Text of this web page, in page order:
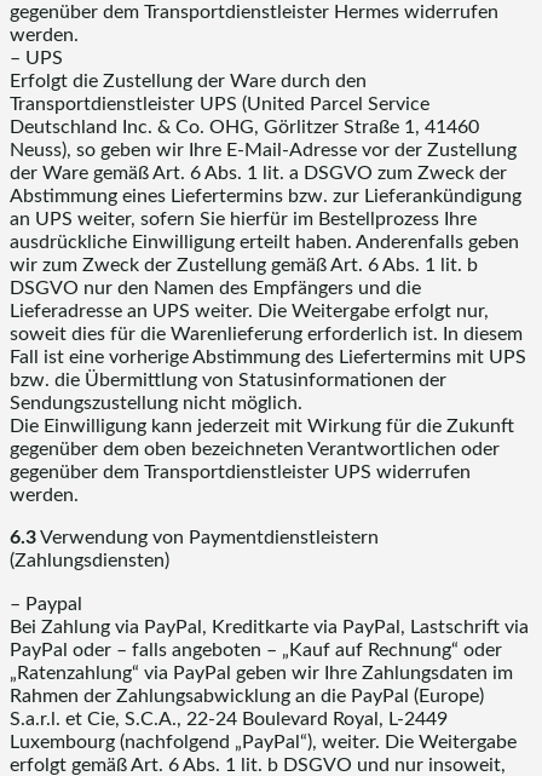
gegenüber dem Transportdienstleister Hermes widerrufen
werden.
– UPS
Erfolgt die Zustellung der Ware durch den
Transportdienstleister UPS (United Parcel Service
Deutschland Inc. & Co. OHG, Görlitzer Straße 1, 41460
Neuss), so geben wir Ihre E-Mail-Adresse vor der Zustellung
der Ware gemäß Art. 6 Abs. 1 lit. a DSGVO zum Zweck der
Abstimmung eines Liefertermins bzw. zur Lieferankündigung
an UPS weiter, sofern Sie hierfür im Bestellprozess Ihre
ausdrückliche Einwilligung erteilt haben. Anderenfalls geben
wir zum Zweck der Zustellung gemäß Art. 6 Abs. 1 lit. b
DSGVO nur den Namen des Empfängers und die
Lieferadresse an UPS weiter. Die Weitergabe erfolgt nur,
soweit dies für die Warenlieferung erforderlich ist. In diesem
Fall ist eine vorherige Abstimmung des Liefertermins mit UPS
bzw. die Übermittlung von Statusinformationen der
Sendungszustellung nicht möglich.
Die Einwilligung kann jederzeit mit Wirkung für die Zukunft
gegenüber dem oben bezeichneten Verantwortlichen oder
gegenüber dem Transportdienstleister UPS widerrufen
werden.
6.3Verwendung von Paymentdienstleistern
(Zahlungsdiensten)
– Paypal
Bei Zahlung via PayPal, Kreditkarte via PayPal, Lastschrift via
PayPal oder – falls angeboten – „Kauf auf Rechnung“ oder
„Ratenzahlung“ via PayPal geben wir Ihre Zahlungsdaten im
Rahmen der Zahlungsabwicklung an die PayPal (Europe)
S.a.r.l. et Cie, S.C.A., 22-24 Boulevard Royal, L-2449
Luxembourg (nachfolgend „PayPal“), weiter. Die Weitergabe
erfolgt gemäß Art. 6 Abs. 1 lit. b DSGVO und nur insoweit,